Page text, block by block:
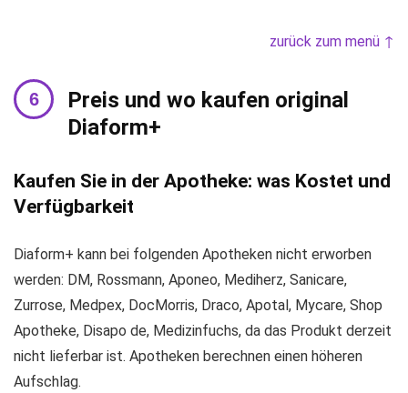
zurück zum menü ↑
Preis und wo kaufen original
Diaform+
Kaufen Sie in der Apotheke: was Kostet und
Verfügbarkeit
Diaform+ kann bei folgenden Apotheken nicht erworben
werden: DM, Rossmann, Aponeo, Mediherz, Sanicare,
Zurrose, Medpex, DocMorris, Draco, Apotal, Mycare, Shop
Apotheke, Disapo de, Medizinfuchs, da das Produkt derzeit
nicht lieferbar ist. Apotheken berechnen einen höheren
Aufschlag.